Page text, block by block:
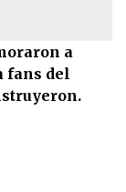
a
fans del